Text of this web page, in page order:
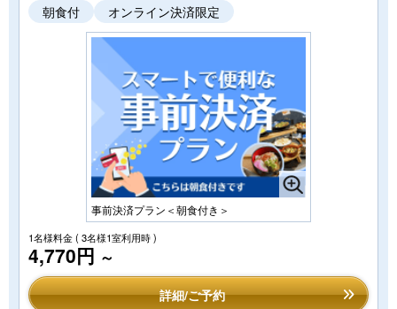
朝食付 オンライン決済限定
事前決済プラン＜朝食付き＞
1名様料金( 3名様1室利用時 )
4,770円 ～
詳細/ご予約